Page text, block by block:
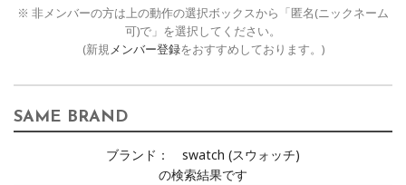
※ 非メンバーの方は上の動作の選択ボックスから「匿名(ニックネーム
可)で」を選択してください。
(新規メンバー登録をおすすめしております。)
SAME BRAND
ブランド：
swatch (スウォッチ)
の検索結果です